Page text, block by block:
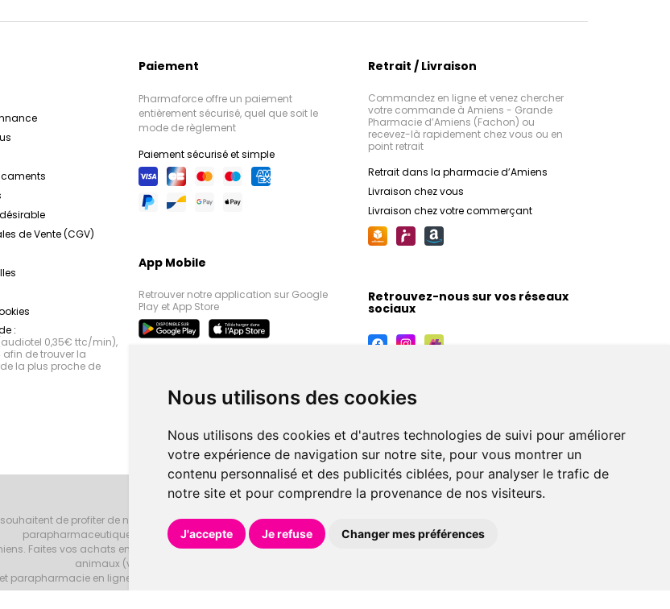
Nous utilisons des cookies
Nous utilisons des cookies et d'autres technologies de suivi pour améliorer
votre expérience de navigation sur notre site, pour vous montrer un
contenu personnalisé et des publicités ciblées, pour analyser le trafic de
notre site et pour comprendre la provenance de nos visiteurs.
J'accepte Je refuse Changer mes préférences
de Vente (CGV)
:
0,35€ ttc/min),
de trouver la
la plus proche de
Paiement
Pharmaforce offre un paiement
entièrement sécurisé, quel que soit le
mode de règlement
Paiement sécurisé et simple
App Mobile
Retrouver notre application sur Google
Play et App Store
Retrait / Livraison
Commandez en ligne et venez chercher
votre commande à Amiens - Grande
Pharmacie d’Amiens (Fachon) ou
recevez-là rapidement chez vous ou en
point retrait
Retrait dans la pharmacie d’Amiens
Livraison chez vous
Livraison chez votre commerçant
Retrouvez-nous sur vos réseaux
sociaux
de profiter de notre accueil, de nos conseils pharmaceutiques, orthopédiques, homéopathiques,
parapharmaceutiques, beauté et bien-être.
Faites vos achats en ligne grâce à un choix de 20000 références en pharmacie, parapharmacie, diététique et
animaux (vétérinaire).
parapharmacie en ligne et venez les retirer au drive ou vous les faire livrer à domicile.